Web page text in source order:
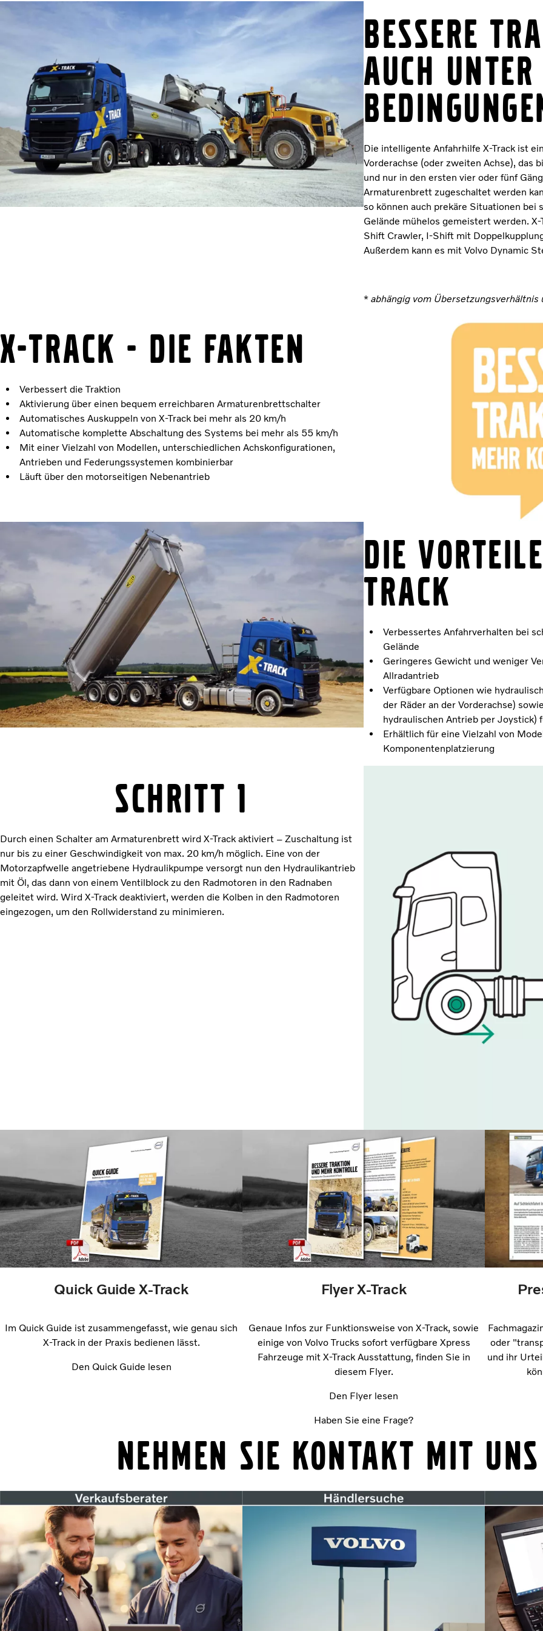
Bessere
auch unter
Die intelligente Anfahrhilfe X-Track ist
Vorderachse (oder zweiten Achse), das
und nur in den ersten vier oder fünf
Armaturenbrett zugeschaltet werden
so können auch prekäre Situationen
Gelände mühelos gemeistert werden.
Shift Crawler, I-Shift mit
Außerdem kann es mit Volvo Dynamic
* abhängig vom Übersetzungsverhältnis
X-Track - Die Fakten
Verbessert die Traktion
Aktivierung über einen bequem erreichbaren Armaturenbrettschalter
Automatisches Auskuppeln von X-Track bei mehr als 20 km/h
Automatische komplette Abschaltung des Systems bei mehr als 55 km/h
Mit einer Vielzahl von Modellen, unterschiedlichen Achskonfigurationen,
Antrieben und Federungssystemen kombinierbar
Läuft über den motorseitigen Nebenantrieb
Die
Track
Verbessertes Anfahrverhalten bei
Gelände
Geringeres Gewicht und weniger
Allradantrieb
Verfügbare Optionen wie
der Räder an der Vorderachse)
hydraulischen Antrieb per Joystick)
Erhältlich für eine Vielzahl von
Komponentenplatzierung
Schritt 1
Durch einen Schalter am Armaturenbrett wird X-Track aktiviert – Zuschaltung ist
nur bis zu einer Geschwindigkeit von max. 20 km/h möglich. Eine von der
Motorzapfwelle angetriebene Hydraulikpumpe versorgt nun den Hydraulikantrieb
mit Öl, das dann von einem Ventilblock zu den Radmotoren in den Radnaben
geleitet wird. Wird X-Track deaktiviert, werden die Kolben in den Radmotoren
eingezogen, um den Rollwiderstand zu minimieren.
Quick Guide X-Track
Im Quick Guide ist zusammengefasst, wie genau sich
X-Track in der Praxis bedienen lässt.
Den Quick Guide lesen
Flyer X-Track
Genaue Infos zur Funktionsweise von X-Track, sowie
einige von Volvo Trucks sofort verfügbare Xpress
Fahrzeuge mit X-Track Ausstattung, finden Sie in
diesem Flyer.
Den Flyer lesen
oder
und ihr
Haben Sie eine Frage?
Nehmen Sie Kontakt mit